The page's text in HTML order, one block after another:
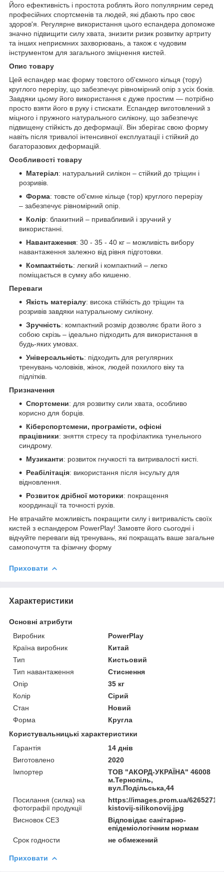
Його ефективність і простота роблять його популярним серед
професійних спортсменів та людей, які дбають про своє
здоров'я. Регулярне використання цього еспандера допоможе
значно підвищити силу хвата, знизити ризик розвитку артриту
та інших неприємних захворювань, а також є чудовим
інструментом для загального зміцнення кистей.
Опис товару
Цей еспандер має форму товстого об'ємного кільця (тору)
круглого перерізу, що забезпечує рівномірний опір з усіх боків.
Завдяки цьому його використання є дуже простим — потрібно
просто взяти його в руку і стискати. Еспандер виготовлений з
міцного і пружного натурального силікону, що забезпечує
підвищену стійкість до деформації. Він зберігає свою форму
навіть після тривалої інтенсивної експлуатації і стійкий до
багаторазових деформацій.
Особливості товару
Матеріал: натуральний силікон – стійкий до тріщин і
розривів.
Форма: товсте об'ємне кільце (тор) круглого перерізу
– забезпечує рівномірний опір.
Колір: блакитний – привабливий і зручний у
використанні.
Навантаження: 30 - 35 - 40 кг – можливість вибору
навантаження залежно від рівня підготовки.
Компактність: легкий і компактний – легко
поміщається в сумку або кишеню.
Переваги
Якість матеріалу: висока стійкість до тріщин та
розривів завдяки натуральному силікону.
Зручність: компактний розмір дозволяє брати його з
собою скрізь – ідеально підходить для використання в
будь-яких умовах.
Універсальність: підходить для регулярних
тренувань чоловіків, жінок, людей похилого віку та
підлітків.
Призначення
Спортсмени: для розвитку сили хвата, особливо
корисно для борців.
Кіберспортсмени, програмісти, офісні
працівники: зняття стресу та профілактика тунельного
синдрому.
Музиканти: розвиток гнучкості та витривалості кисті.
Реабілітація: використання після інсульту для
відновлення.
Розвиток дрібної моторики: покращення
координації та точності рухів.
Не втрачайте можливість покращити силу і витривалість своїх
кистей з еспандером PowerPlay! Замовте його сьогодні і
відчуйте переваги від тренувань, які покращать ваше загальне
самопочуття та фізичну форму
Приховати
Характеристики
Основні атрибути
Виробник
PowerPlay
Країна виробник
Китай
Тип
Кистьовий
Тип навантаження
Стиснення
Опір
35 кг
Колір
Сірий
Стан
Новий
Форма
Кругла
Користувальницькі характеристики
Гарантія
14 днів
Виготовлено
2020
Імпортер
ТОВ "АКОРД-УКРАЇНА" 46008
м.Тернопіль,
вул.Подільська,44
Посилання (силка) на
фотографії продукції
https://images.prom.ua/
kistovij-silikonovij.jpg
Висновок СЕЗ
Відповідає санітарно-
епідеміологічним нормам
Срок годности
не обмежений
Приховати